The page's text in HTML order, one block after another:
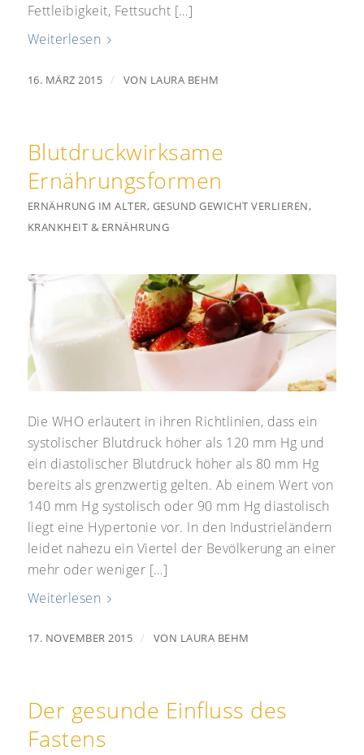
Fettleibigkeit, Fettsucht […]
Weiterlesen
16. MÄRZ 2015 / VON LAURA BEHM
Blutdruckwirksame
Ernährungsformen
ERNÄHRUNG IM ALTER, GESUND GEWICHT VERLIEREN,
KRANKHEIT & ERNÄHRUNG
Die WHO erläutert in ihren Richtlinien, dass ein
systolischer Blutdruck höher als 120 mm Hg und
ein diastolischer Blutdruck höher als 80 mm Hg
bereits als grenzwertig gelten. Ab einem Wert von
140 mm Hg systolisch oder 90 mm Hg diastolisch
liegt eine Hypertonie vor. In den Industrieländern
leidet nahezu ein Viertel der Bevölkerung an einer
mehr oder weniger […]
Weiterlesen
17. NOVEMBER 2015 / VON LAURA BEHM
Der gesunde Einfluss des
Fastens